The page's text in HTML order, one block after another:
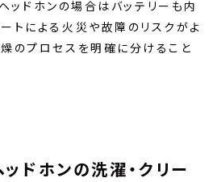
ドホンの場合はバッテリーも内
トによる火災や故障のリスクがよ
のプロセスを明確に分けること
ドホンの洗濯・クリー